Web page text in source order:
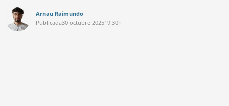
Arnau Raimundo
Publicada30 octubre 202519:30h